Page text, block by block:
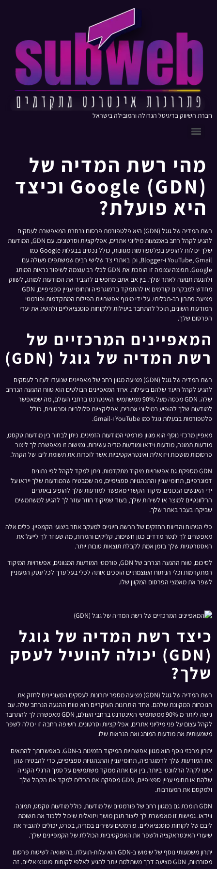
חברת השיווק בדיגיטל הגדולה והמובילה בישראל
מהי רשת המדיה של
Google (GDN) וכיצד
היא פועלת?
רשת המדיה של גוגל (GDN) היא פלטפורמת פרסום נרחבת המאפשרת לעסקים
להגיע לקהל רחב באמצעות מיליוני אתרים, אפליקציות וסרטונים. עם GDN, המודעות
שלך יכולות להופיע בפלטפורמות מגוונות, כולל נכסים בבעלות Google כמו
YouTube, Gmail ו-Blogger, וכן באתרי צד שלישי רבים שמשתפים פעולה עם
Google. תפוצה עצומה זו הופכת את GDN לכלי רב עוצמה לשיפור נראות המותג
ולהנעת תנועה לאתר שלך. בין אם אתם מחפשים להגביר את המודעות למותג, לשווק
מחדש למבקרים קודמים או להתמקד בדמוגרפיה ותחומי עניין ספציפיים, GDN
מציעה פתרון רב-תכליתי. על ידי מינוף אפשרויות הפילוח המתקדמות ופורמטי
המודעות השונים, תוכל להתחבר ביעילות ללקוחות פוטנציאליים ולהשיג את יעדי
הפרסום שלך.
המאפיינים המרכזיים של
רשת המדיה של גוגל (GDN)
רשת המדיה של גוגל (GDN) מציעה מגוון רחב של מאפיינים שנועדו לעזור לעסקים
להגיע לקהל היעד שלהם ביעילות. אחד המאפיינים הבולטים הוא טווח ההגעה הנרחב
שלה. GDN מכסה מעל 90% ממשתמשי האינטרנט ברחבי העולם, מה שמאפשר
למודעות שלך להופיע במיליוני אתרים, אפליקציות סלולריות וסרטונים, כולל
פלטפורמות בבעלות גוגל כמו YouTube ו-Gmail.
מאפיין מרכזי נוסף הוא מגוון פורמטי המודעות הזמינים. ניתן לבחור בין מודעות טקסט,
מודעות תמונה, מודעות וידאו ומודעות מדיה עשירות. גמישות זו מאפשרת לך ליצור
פרסומות מושכות ויזואלית ואינטראקטיביות אשר לוכדות את תשומת ליבו של הקהל.
GDN מספקת גם אפשרויות מיקוד מתקדמות. ניתן למקד לקהל לפי נתונים
דמוגרפיים, תחומי עניין והתנהגויות ספציפיים, מה שמבטיח שהמודעות שלך ייראו על
ידי האנשים הנכונים. מיקוד הקשרי מאפשר למודעות שלך להופיע באתרים
הרלוונטיים למוצר או לשירות שלך, בעוד שמיקוד חוזר עוזר לך להגיע למשתמשים
שביקרו בעבר באתר שלך.
כלי הניתוח והדיווח החזקים של הרשת חיוניים למעקב אחר ביצועי הקמפיין. כלים אלה
מאפשרים לך לנטר מדדים כגון חשיפות, קליקים והמרות, מה שעוזר לך לייעל את
האסטרטגיות שלך בזמן אמת לקבלת תוצאות טובות יותר.
לסיכום, טווח ההגעה הנרחב של GDN, פורמטי המודעות המגוונים, אפשרויות המיקוד
המתקדמות וכלי הניתוח העוצמתיים הופכים אותה לכלי בעל ערך לכל עסק המעוניין
לשפר את מאמצי הפרסום המקוון שלו.
כיצד רשת המדיה של גוגל
(GDN) יכולה להועיל לעסק
שלך?
רשת המדיה של גוגל (GDN) מציעה מספר יתרונות לעסקים המעוניינים לחזק את
הנוכחות המקוונת שלהם. אחד היתרונות העיקריים הוא טווח ההגעה הנרחב שלה. עם
גישה ליותר מ-90% ממשתמשי האינטרנט ברחבי העולם, GDN מאפשרת לך להתחבר
לקהל עצום על פני מיליוני אתרים, אפליקציות וסרטונים. חשיפה רחבה זו יכולה לשפר
משמעותית את מודעות המותג ואת הנראות שלו.
יתרון מרכזי נוסף הוא מגוון אפשרויות המיקוד הזמינות ב-GDN. באפשרותך להתאים
את המודעות שלך לדמוגרפיה, תחומי עניין והתנהגויות ספציפיים, כדי להבטיח שהן
יגיעו לקהל הרלוונטי ביותר. בין אם אתה ממקד משתמשים על סמך הרגלי הקנייה
שלהם או תחומי עניין ספציפיים, GDN מספקת את הכלים למקד את הקהל שלך
ולמקסם את המעורבות.
GDN תומכת גם במגוון רחב של פורמטים של מודעות, כולל מודעות טקסט, תמונה
ווידאו. גמישות זו מאפשרת לך ליצור תוכן מושך ויזואלית שיכול ללכוד את תשומת
ליבם של לקוחות פוטנציאליים. פורמטים עשירים במדיה, בפרט, יכולים להגביר את
שיעורי האינטראקציה ולשפר את האפקטיביות הכוללת של הקמפיינים שלך.
יתרון משמעותי נוסף של שימוש ב-GDN הוא עלות-תועלת. בהשוואה לשיטות פרסום
מסורתיות, GDN מציעה דרך משתלמת יותר להגיע לאלפי לקוחות פוטנציאליים. זה